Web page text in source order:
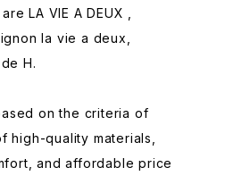
LA VIE A DEUX ,
la vie a deux,
H.
on the criteria of
high-quality materials,
and affordable price